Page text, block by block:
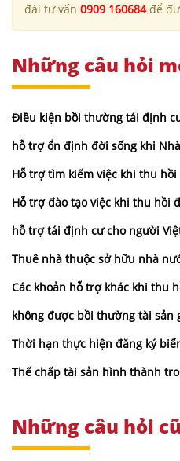
đài tư vấn 0909 160684để
Những câu hỏi
Điều kiện bồi thường tái định
hỗ trợ ổn định đời sống khi
Hỗ trợ tìm kiếm việc khi thu
Hỗ trợ đào tạo việc khi thu hồi
hỗ trợ tái định cư cho người
Thuê nhà thuộc sở hữu nhà
Các khoản hỗ trợ khác khi thu
không được bồi thường tài sản
Thời hạn thực hiện đăng ký
Thế chấp tài sản hình thành
Những câu hỏi